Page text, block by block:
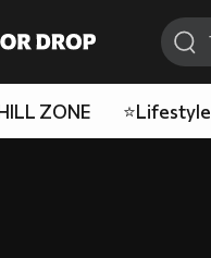
ZONE ⭐Lifestyle